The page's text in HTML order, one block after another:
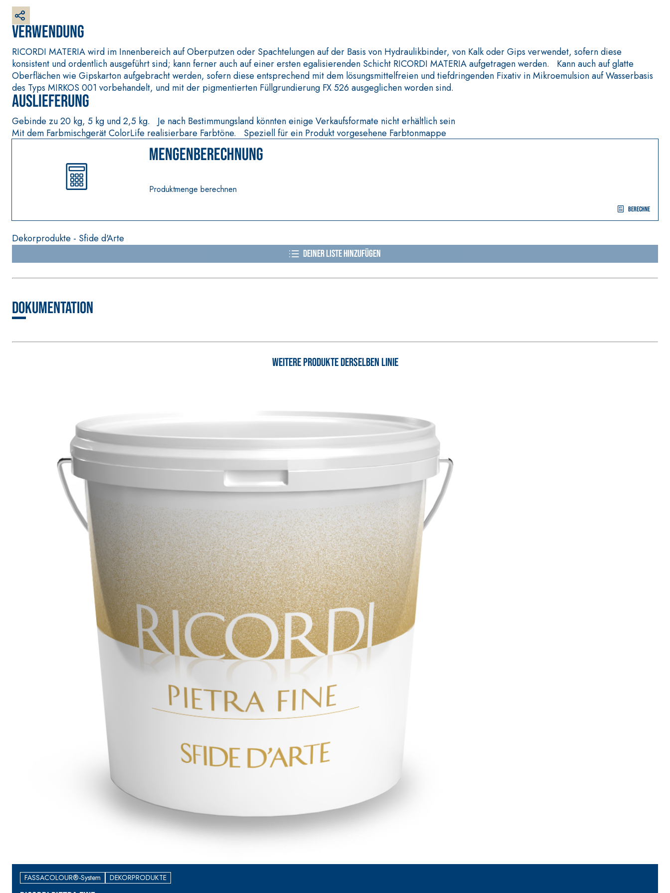
Verwendung
RICORDI MATERIA wird im Innenbereich auf Oberputzen oder Spachtelungen auf der Basis von Hydraulikbinder, von Kalk oder Gips verwendet, sofern diese
konsistent und ordentlich ausgeführt sind; kann ferner auch auf einer ersten egalisierenden Schicht RICORDI MATERIA aufgetragen werden. Kann auch auf glatte
Oberflächen wie Gipskarton aufgebracht werden, sofern diese entsprechend mit dem lösungsmittelfreien und tiefdringenden Fixativ in Mikroemulsion auf Wasserbasis
des Typs MIRKOS 001 vorbehandelt, und mit der pigmentierten Füllgrundierung FX 526 ausgeglichen worden sind.
Auslieferung
Gebinde zu 20 kg, 5 kg und 2,5 kg. Je nach Bestimmungsland könnten einige Verkaufsformate nicht erhältlich sein
Mit dem Farbmischgerät ColorLife realisierbare Farbtöne. Speziell für ein Produkt vorgesehene Farbtonmappe
Mengenberechnung
Produktmenge berechnen
Berechne
Dekorprodukte - Sfide d'Arte
Deiner Liste hinzufügen
Dokumentation
Weitere Produkte derselben Linie
FASSACOLOUR®-System DEKORPRODUKTE
BETONINSTANDSETZUNGS-SYSTEM
bestehend aus speziellen sulfatbeständigen Bindern, für die Passivierung,
die Reparatur, die Verspachtelung und den Schutz von Betonbauwerken
Wärmeleitfähigkeit, für die Anfertigung von Heizestrichen mit geringer
Schichtstärke in Innenbereichen.
WÄRMEDÄMMVERBUNDSYSTEM FASSATHERM ® KLEBER UND SPACHTELMASSEN
Faservergüteter Leicht-Spachtelkleber mit hydraulischem Naturkalk NHL
3,5 und speziellen Leichtfüllstoffen